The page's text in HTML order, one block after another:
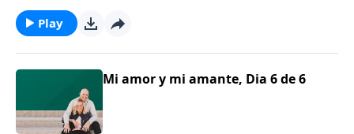
Play
Mi amor y mi amante, Dia 6 de 6